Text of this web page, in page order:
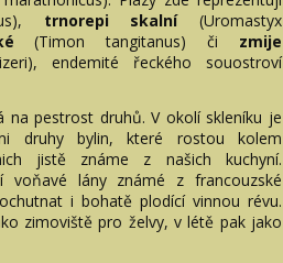
trnorepi skalní (Uromastyx
(Timon tangitanus) či zmije
endemité řeckého souostroví
na pestrost druhů. V okolí skleníku je
druhy bylin, které rostou kolem
jistě známe z našich kuchyní.
voňavé lány známé z francouzské
i bohatě plodící vinnou révu.
zimoviště pro želvy, v létě pak jako